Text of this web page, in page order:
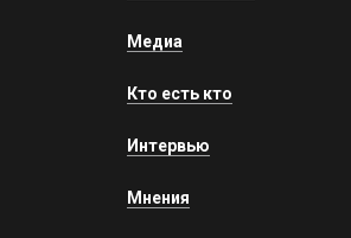
Медиа
Кто есть кто
Интервью
Мнения